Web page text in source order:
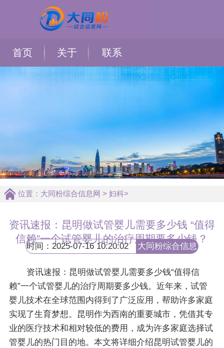
首页 关于 联系
位置： 大同粉综合信息网 > 妇科>
资讯速报：昆明做试管婴儿需要多少钱 “值得
信赖”一个试管婴儿的治疗周期要多少钱？
时间：2025-07-16 10:20:02
大同粉综合信息
资讯速报：昆明做试管婴儿需要多少钱“值得信
赖”一个试管婴儿的治疗周期要多少钱。近年来，试管
婴儿技术在全球范围内得到了广泛应用，帮助许多家庭
实现了生育梦想。昆明作为西南的重要城市，凭借其专
业的医疗技术和相对较低的费用，成为许多家庭选择试
管婴儿的热门目的地。本文将详细介绍昆明试管婴儿的